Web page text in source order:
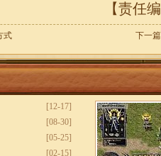
【责任
式 下一
[12-17]
[08-30]
[05-25]
[02-15]